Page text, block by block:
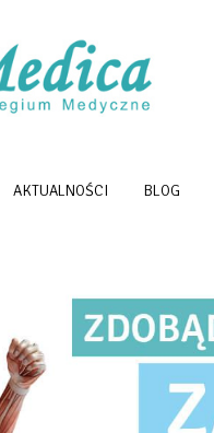
AKTUALNOŚCI BLOG